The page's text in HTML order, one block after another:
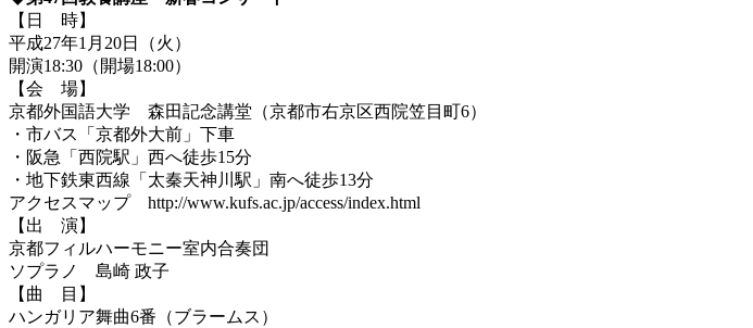
【日 時】
平成27年1月20日（火）
開演18:30（開場18:00）
【会 場】
京都外国語大学 森田記念講堂（京都市右京区西院笠目町6）
・市バス「京都外大前」下車
・阪急「西院駅」西へ徒歩15分
・地下鉄東西線「太秦天神川駅」南へ徒歩13分
アクセスマップ http://www.kufs.ac.jp/access/index.html
【出 演】
京都フィルハーモニー室内合奏団
ソプラノ 島崎 政子
【曲 目】
ハンガリア舞曲6番（ブラームス）